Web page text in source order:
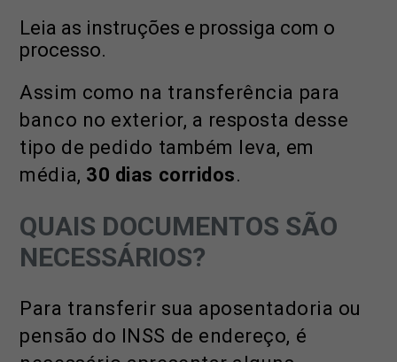
Leia as instruções e prossiga com o
processo.
Assim como na transferência para
banco no exterior, a resposta desse
tipo de pedido também leva, em
média, 30 dias corridos.
QUAIS DOCUMENTOS SÃO
NECESSÁRIOS?
Para transferir sua aposentadoria ou
pensão do INSS de endereço, é